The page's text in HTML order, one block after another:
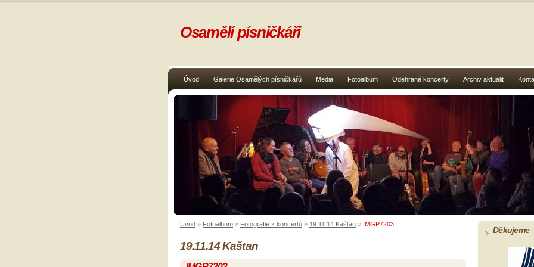
Úvod Galerie Osamělých písničkářů Media Fotoalbum Odehrané koncerty Archiv aktualit
Osamělí písničkáři
Úvod » Fotoalbum » Fotografie z koncertů » 19.11.14 Kaštan » IMGP7203
19.11.14 Kaštan
Děkujeme